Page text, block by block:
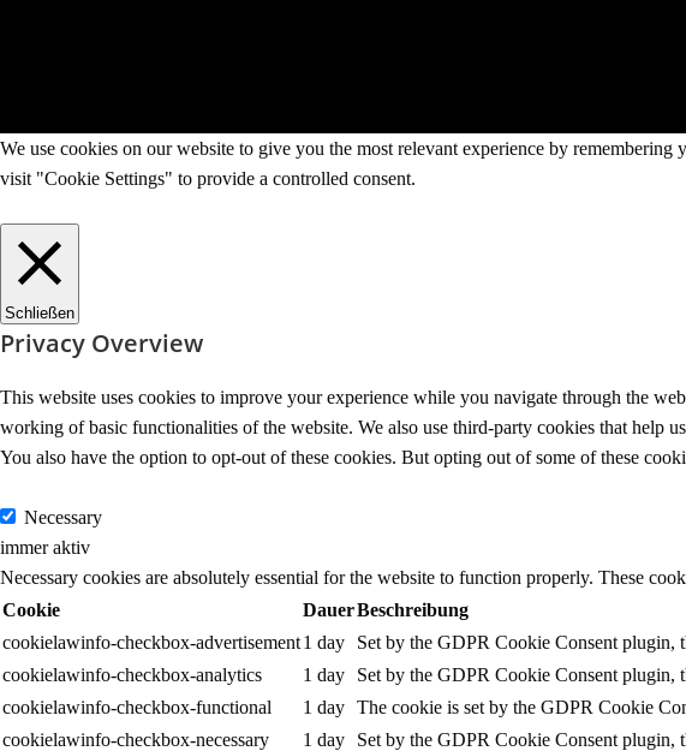
We use cookies on our website to give you the most relevant experience by
visit "Cookie Settings" to provide a controlled consent.
Schließen
Privacy Overview
This website uses cookies to improve your experience while you navigate through the
working of basic functionalities of the website. We also use third-party cookies that help
You also have the option to opt-out of these cookies. But opting out of some of these
Necessary
immer aktiv
Necessary cookies are absolutely essential for the website to function properly. These
Cookie
DauerBeschreibung
cookielawinfo-checkbox-advertisement1 day
Set by the GDPR Cookie Consent plugin,
cookielawinfo-checkbox-analytics
1 day
Set by the GDPR Cookie Consent plugin,
cookielawinfo-checkbox-functional
1 day The cookie is set by the GDPR Cookie
cookielawinfo-checkbox-necessary
1 day
Set by the GDPR Cookie Consent plugin,